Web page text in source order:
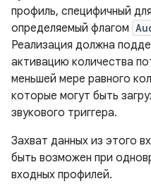
профиль, специфичный
определяемый флагом
Реализация должна
активацию количества
меньшей мере равного
которые могут быть
звукового триггера.
Захват данных из этого
быть возможен при
входных профилей.